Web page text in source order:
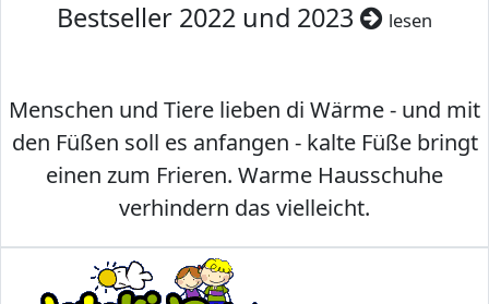
Bestseller 2022 und 2023
lesen
Menschen und Tiere lieben di Wärme - und mit
den Füßen soll es anfangen - kalte Füße bringt
einen zum Frieren. Warme Hausschuhe
verhindern das vielleicht.